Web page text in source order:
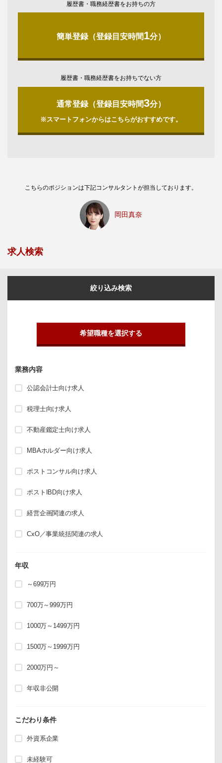
履歴書・職務経歴書をお持ちの方
簡単登録（登録目安時間1分）
履歴書・職務経歴書をお持ちでない方
通常登録（登録目安時間3分）
※スマートフォンからはこちらがおすすめです。
こちらのポジションは下記コンサルタントが担当しております。
岡田真奈
求人検索
絞り込み検索
希望職種を選択する
業務内容
公認会計士向け求人
税理士向け求人
不動産鑑定士向け求人
MBAホルダー向け求人
ポストコンサル向け求人
ポストIBD向け求人
経営企画関連の求人
CxO／事業統括関連の求人
年収
～699万円
700万～999万円
1000万～1499万円
1500万～1999万円
2000万円～
年収非公開
こだわり条件
外資系企業
未経験可